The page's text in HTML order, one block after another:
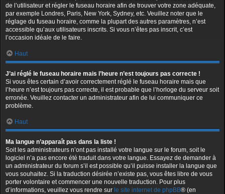
de l’utilisateur et régler le fuseau horaire afin de trouver votre zone adéquate,
par exemple Londres, Paris, New York, Sydney, etc. Veuillez noter que le
réglage du fuseau horaire, comme la plupart des autres paramètres, n’est
accessible qu’aux utilisateurs inscrits. Si vous n’êtes pas inscrit, c’est
l’occasion idéale de le faire.
Haut
J’ai réglé le fuseau horaire mais l’heure n’est toujours pas correcte !
Si vous êtes certain d’avoir correctement réglé le fuseau horaire mais que
l’heure n’est toujours pas correcte, il est probable que l’horloge du serveur soit
erronée. Veuillez contacter un administrateur afin de lui communiquer ce
problème.
Haut
Ma langue n’apparaît pas dans la liste !
Soit les administrateurs n’ont pas installé votre langue sur le forum, soit le
logiciel n’a pas encore été traduit dans votre langue. Essayez de demander à
un administrateur du forum s’il est possible qu’il puisse installer la langue que
vous souhaitez. Si la traduction désirée n’existe pas, vous êtes libre de vous
porter volontaire et commencer une nouvelle traduction. Pour plus
d’informations, veuillez vous rendre sur le site internet de phpBB® (en